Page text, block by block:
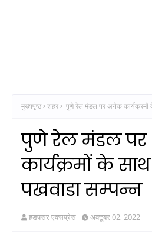
मुख्यपृष्ठ शहर पुणे रेल मंडल पर अनेक कार्यक्रमों
पुणे रेल मंडल
कार्यक्रमों के
पखवाडा सम्पन्न
हडपसर एक्सप्रेस अक्टूबर 02, 2022